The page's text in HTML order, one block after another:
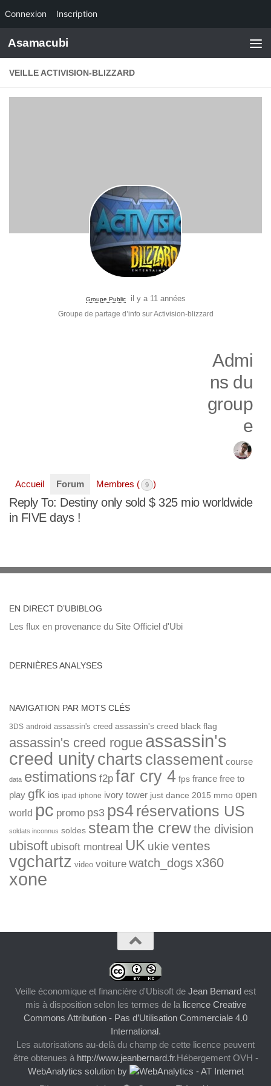
Connexion Inscription
Skip to content
Asamacubi
VEILLE ACTIVISION-BLIZZARD
Groupe Public il y a 11 années
Groupe de partage d’info sur Activision-blizzard
Admi
ns du
group
e
Accueil Forum Membres ( 9 )
Reply To: Destiny only sold $ 325 mio worldwide
in FIVE days !
EN DIRECT D’UBIBLOG
Les flux en provenance du Site Officiel d'Ubi
DERNIÈRES ANALYSES
NAVIGATION PAR MOTS CLÉS
3DS android assassin's creed assassin's creed black flag
assassin's creed rogue assassin's
creed unitycharts classement course
data estimations f2p far cry 4 fps france free to
play gfk ios ipad iphone ivory tower just dance 2015 mmo open
world pc promo ps3 ps4réservations US
soldats inconnus soldes steamthe crewthe division
ubisoft ubisoft montreal UK ukie ventes
vgchartz video voiture watch_dogsx360
xone
Veille économique et financière d'Ubisoft de Jean Bernard est
mis à disposition selon les termes de la licence Creative
Commons Attribution - Pas d’Utilisation Commerciale 4.0
International.
Les autorisations au-delà du champ de cette licence peuvent
être obtenues à http://www.jeanbernard.fr.Hébergement OVH -
WebAnalytics solution by